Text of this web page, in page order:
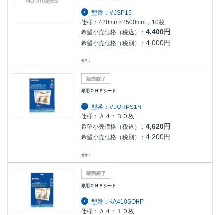
型番：MJSP15
仕様：420mm×2500mm，10枚
希望小売価格（税込）：4,400円
希望小売価格（税別）：4,000円
備考：
専用ＯＨＰシート
型番：MJOHPS1N
仕様：Ａ４：３０枚
希望小売価格（税込）： 4,620円
希望小売価格（税別）： 4,200円
備考：
専用ＯＨＰシート
型番：KA410SOHP
仕様：Ａ４：１０枚